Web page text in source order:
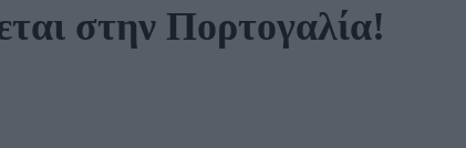
στην Πορτογαλία!